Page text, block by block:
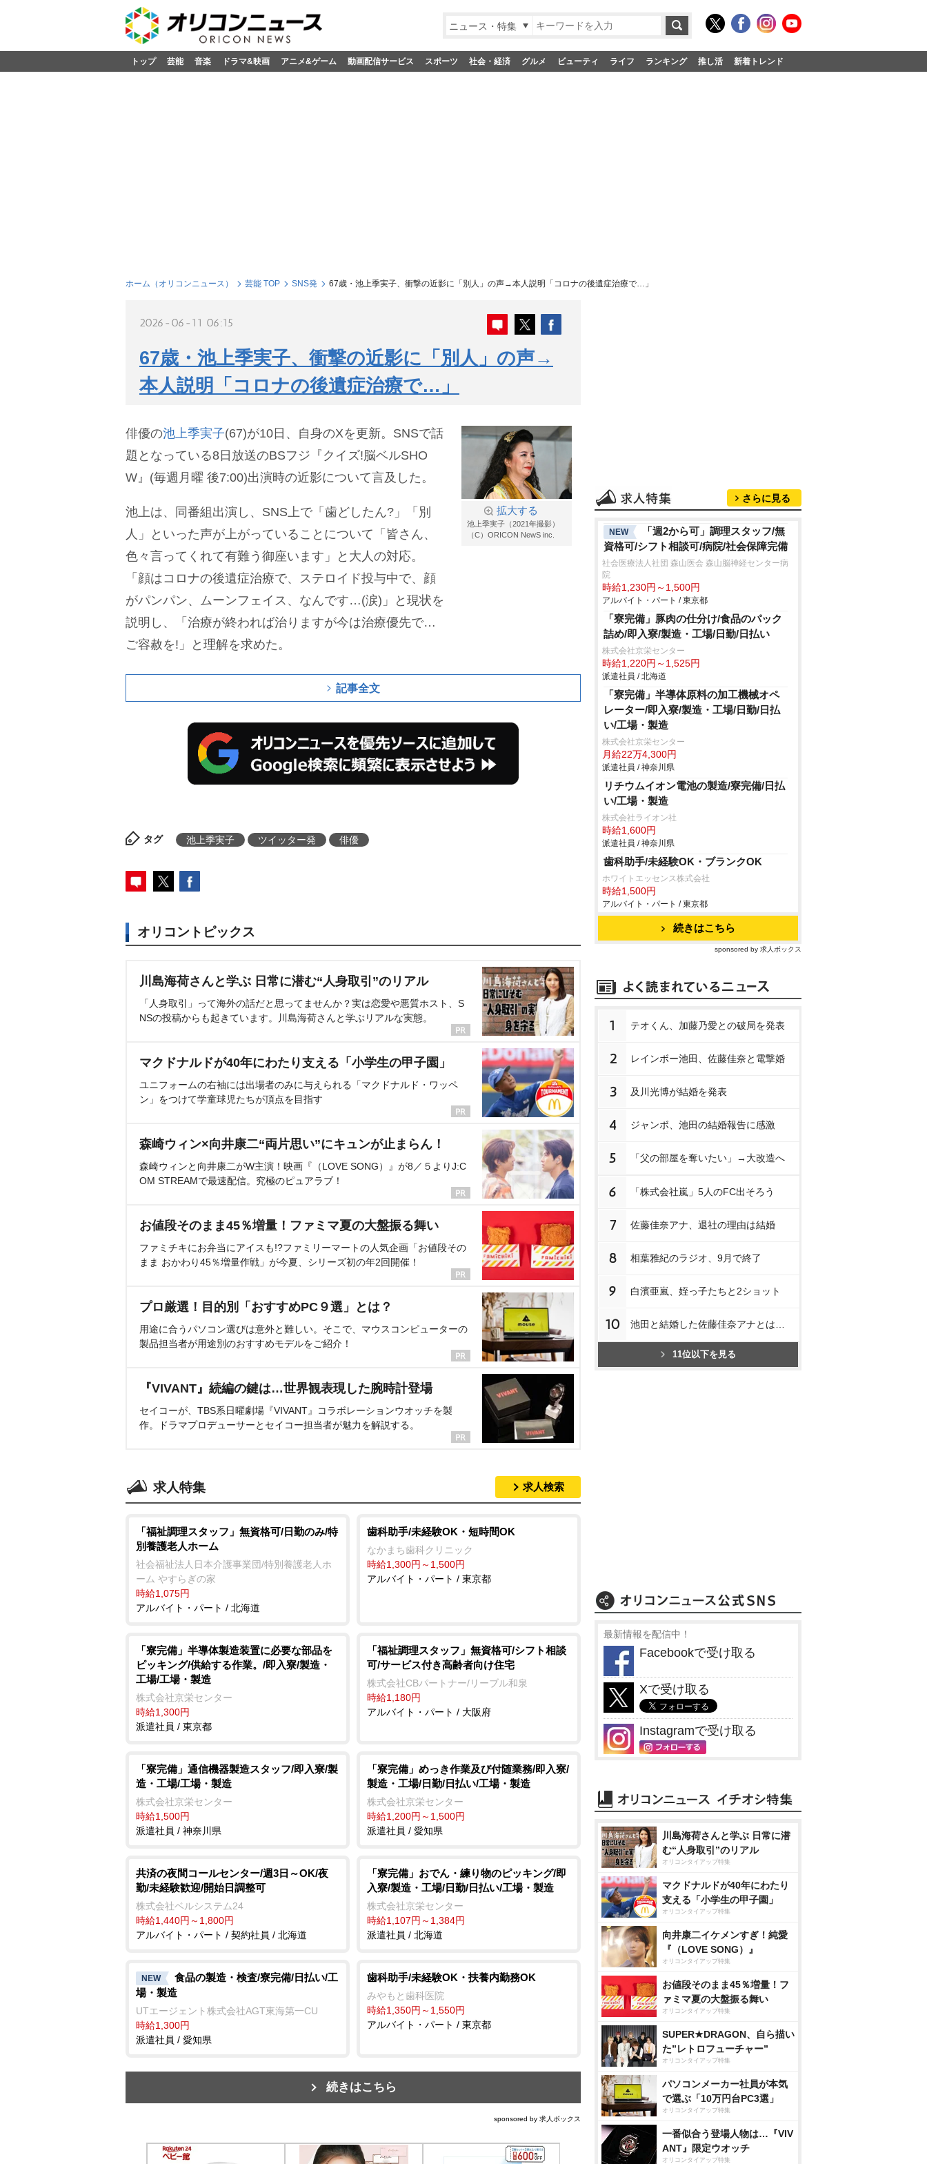
ニュース・特集
トップ 芸能 音楽 ドラマ&映画 アニメ&ゲーム 動画配信サービス スポーツ 社会・経済 グルメ ビューティ ライフ ランキング 推し活 新着トレンド
ホーム（オリコンニュース） 芸能 TOP SNS発 67歳・池上季実子、衝撃の近影に「別人」の声→本人説明「コロナの後遺症治療で…」
2026-06-11 06:15
67歳・池上季実子、衝撃の近影に「別人」の声→
本人説明「コロナの後遺症治療で…」
拡大する
池上季実子（2021年撮影）
（C）ORICON NewS inc.
俳優の池上季実子(67)が10日、自身のXを更新。SNSで話
題となっている8日放送のBSフジ『クイズ!脳ベルSHO
W』(毎週月曜 後7:00)出演時の近影について言及した。
池上は、同番組出演し、SNS上で「歯どしたん?」「別
人」といった声が上がっていることについて「皆さん、
色々言ってくれて有難う御座います」と大人の対応。
「顔はコロナの後遺症治療で、ステロイド投与中で、顔
がパンパン、ムーンフェイス、なんです…(涙)」と現状を
説明し、「治療が終われば治りますが今は治療優先で…
ご容赦を!」と理解を求めた。
記事全文
タグ 池上季実子 ツイッター発 俳優
オリコントピックス
川島海荷さんと学ぶ 日常に潜む“人身取引”のリアル
「人身取引」って海外の話だと思ってませんか？実は恋愛や悪質ホスト、S
NSの投稿からも起きています。川島海荷さんと学ぶリアルな実態。
マクドナルドが40年にわたり支える「小学生の甲子園」
ユニフォームの右袖には出場者のみに与えられる「マクドナルド・ワッペ
ン」をつけて学童球児たちが頂点を目指す
森崎ウィン×向井康二“両片思い”にキュンが止まらん！
森崎ウィンと向井康二がW主演！映画『（LOVE SONG）』が8／５よりJ:C
OM STREAMで最速配信。究極のピュアラブ！
お値段そのまま45％増量！ファミマ夏の大盤振る舞い
ファミチキにお弁当にアイスも!?ファミリーマートの人気企画「お値段その
まま おかわり45％増量作戦」が今夏、シリーズ初の年2回開催！
プロ厳選！目的別「おすすめPC９選」とは？
用途に合うパソコン選びは意外と難しい。そこで、マウスコンピューターの
製品担当者が用途別のおすすめモデルをご紹介！
『VIVANT』続編の鍵は…世界観表現した腕時計登場
セイコーが、TBS系日曜劇場『VIVANT』コラボレーションウオッチを製
作。ドラマプロデューサーとセイコー担当者が魅力を解説する。
求人特集 求人検索
「福祉調理スタッフ」無資格可/日勤のみ/特
別養護老人ホーム
社会福祉法人日本介護事業団/特別養護老人ホ
ーム やすらぎの家
時給1,075円
アルバイト・パート / 北海道
歯科助手/未経験OK・短時間OK
なかまち歯科クリニック
時給1,300円～1,500円
アルバイト・パート / 東京都
「寮完備」半導体製造装置に必要な部品を
ピッキング/供給する作業。/即入寮/製造・
工場/工場・製造
株式会社京栄センター
時給1,300円
派遣社員 / 東京都
「福祉調理スタッフ」無資格可/シフト相談
可/サービス付き高齢者向け住宅
株式会社CBパートナー/リーブル和泉
時給1,180円
アルバイト・パート / 大阪府
「寮完備」通信機器製造スタッフ/即入寮/製
造・工場/工場・製造
株式会社京栄センター
時給1,500円
派遣社員 / 神奈川県
「寮完備」めっき作業及び付随業務/即入寮/
製造・工場/日勤/日払い/工場・製造
株式会社京栄センター
時給1,200円～1,500円
派遣社員 / 愛知県
共済の夜間コールセンター/週3日～OK/夜
勤/未経験歓迎/開始日調整可
株式会社ベルシステム24
時給1,440円～1,800円
アルバイト・パート / 契約社員 / 北海道
「寮完備」おでん・練り物のピッキング/即
入寮/製造・工場/日勤/日払い/工場・製造
株式会社京栄センター
時給1,107円～1,384円
派遣社員 / 北海道
NEW
食品の製造・検査/寮完備/日払い/工
場・製造
UTエージェント株式会社AGT東海第一CU
時給1,300円
派遣社員 / 愛知県
歯科助手/未経験OK・扶養内勤務OK
みやもと歯科医院
時給1,350円～1,550円
アルバイト・パート / 東京都
続きはこちら
sponsored by 求人ボックス
さらに見る
NEW
「週2から可」調理スタッフ/無
資格可/シフト相談可/病院/社会保障完備
社会医療法人社団 森山医会 森山脳神経センター病
院
時給1,230円～1,500円
アルバイト・パート / 東京都
「寮完備」豚肉の仕分け/食品のパック
詰め/即入寮/製造・工場/日勤/日払い
株式会社京栄センター
時給1,220円～1,525円
派遣社員 / 北海道
「寮完備」半導体原料の加工機械オペ
レーター/即入寮/製造・工場/日勤/日払
い/工場・製造
株式会社京栄センター
月給22万4,300円
派遣社員 / 神奈川県
リチウムイオン電池の製造/寮完備/日払
い/工場・製造
株式会社ライオン社
時給1,600円
派遣社員 / 神奈川県
歯科助手/未経験OK・ブランクOK
ホワイトエッセンス株式会社
時給1,500円
アルバイト・パート / 東京都
続きはこちら
sponsored by 求人ボックス
1 テオくん、加藤乃愛との破局を発表
2 レインボー池田、佐藤佳奈と電撃婚
3 及川光博が結婚を発表
4 ジャンボ、池田の結婚報告に感激
5 「父の部屋を奪いたい」→大改造へ
6 「株式会社嵐」5人のFC出そろう
7 佐藤佳奈アナ、退社の理由は結婚
8 相葉雅紀のラジオ、9月で終了
9 白濱亜嵐、姪っ子たちと2ショット
10 池田と結婚した佐藤佳奈アナとは…
11位以下を見る
最新情報を配信中！
Facebookで受け取る
Xで受け取る
Instagramで受け取る
川島海荷さんと学ぶ 日常に潜
む“人身取引”のリアル
オリコンタイアップ特集
マクドナルドが40年にわたり
支える「小学生の甲子園」
オリコンタイアップ特集
向井康二イケメンすぎ！純愛
『（LOVE SONG）』
オリコンタイアップ特集
お値段そのまま45％増量！フ
ァミマ夏の大盤振る舞い
オリコンタイアップ特集
SUPER★DRAGON、自ら描い
た”レトロフューチャー”
オリコンタイアップ特集
パソコンメーカー社員が本気
で選ぶ「10万円台PC3選」
オリコンタイアップ特集
一番似合う登場人物は…『VIV
ANT』限定ウオッチ
オリコンタイアップ特集